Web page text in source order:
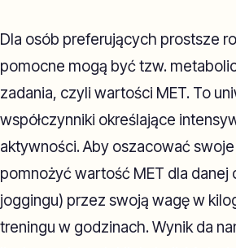
Dla osób preferujących prostsze
pomocne mogą być tzw.
zadania, czyli wartości MET. To
współczynniki określające
aktywności. Aby oszacować
pomnożyć wartość MET dla danej
joggingu) przez swoją wagę w
treningu w godzinach. Wynik da